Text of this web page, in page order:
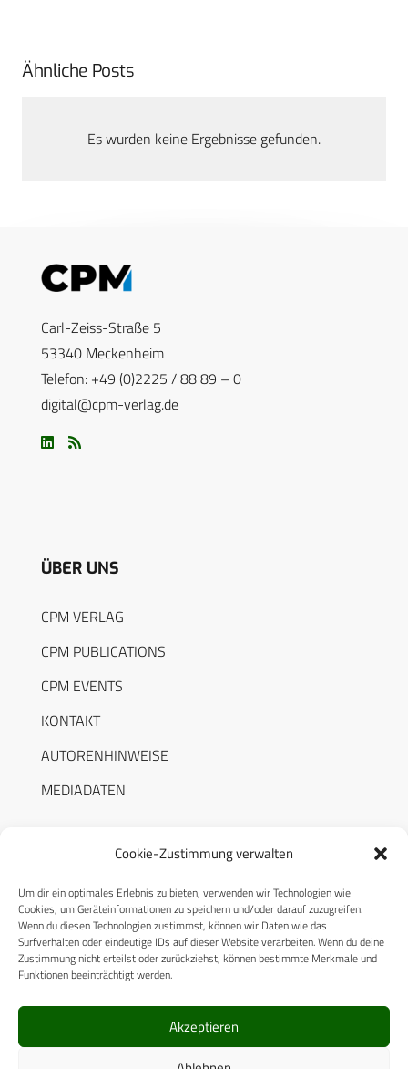
Cookie-Zustimmung verwalten
Um dir ein optimales Erlebnis zu bieten, verwenden wir Technologien wie
Cookies, um Geräteinformationen zu speichern und/oder darauf zuzugreifen.
Wenn du diesen Technologien zustimmst, können wir Daten wie das
Surfverhalten oder eindeutige IDs auf dieser Website verarbeiten. Wenn du deine
Zustimmung nicht erteilst oder zurückziehst, können bestimmte Merkmale und
Funktionen beeinträchtigt werden.
Akzeptieren
Ähnliche Posts
Es wurden keine Ergebnisse gefunden.
Carl-Zeiss-Straße 5
53340 Meckenheim
Telefon: +49 (0)2225 / 88 89 – 0
digital@cpm-verlag.de
ÜBER UNS
CPM VERLAG
CPM PUBLICATIONS
CPM EVENTS
KONTAKT
AUTORENHINWEISE
MEDIADATEN
RECHTLICHES
Datenschutzerklärung
Cookie-Richtlinie (EU)